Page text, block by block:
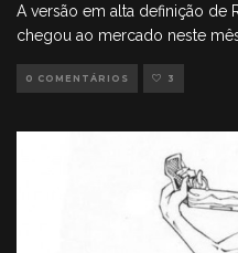
A versão em alta definição de
chegou ao mercado neste
0 COMENTÁRIOS 3